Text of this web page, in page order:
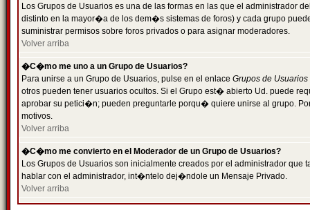
Los Grupos de Usuarios es una de las formas en las que el administrador
distinto en la mayor�a de los dem�s sistemas de foros) y cada grupo
suministrar permisos sobre foros privados o para asignar moderadores.
Volver arriba
�C�mo me uno a un Grupo de Usuarios?
Para unirse a un Grupo de Usuarios, pulse en el enlace Grupos de Usuarios
otros pueden tener usuarios ocultos. Si el Grupo est� abierto Ud. puede
aprobar su petici�n; pueden preguntarle porqu� quiere unirse al grupo.
motivos.
Volver arriba
�C�mo me convierto en el Moderador de un Grupo de Usuarios?
Los Grupos de Usuarios son inicialmente creados por el administrador
hablar con el administrador, int�ntelo dej�ndole un Mensaje Privado.
Volver arriba